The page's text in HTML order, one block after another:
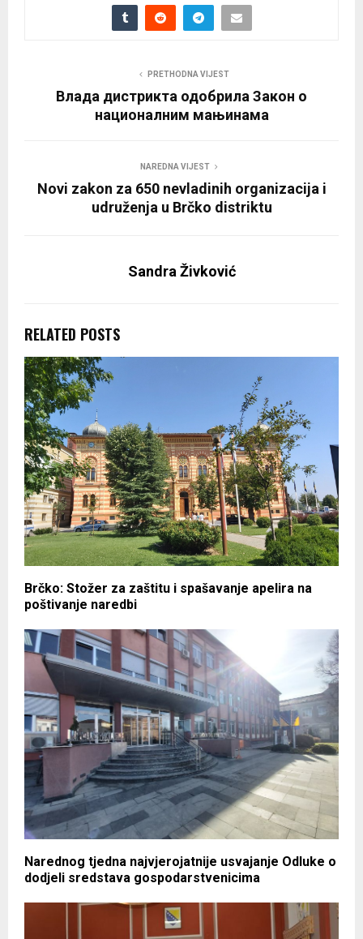
PRETHODNA VIJEST
Влада дистрикта одобрила Закон о
националним мањинама
NAREDNA VIJEST
Novi zakon za 650 nevladinih organizacija i
udruženja u Brčko distriktu
Sandra Živković
RELATED POSTS
Brčko: Stožer za zaštitu i spašavanje apelira na
poštivanje naredbi
Narednog tjedna najvjerojatnije usvajanje Odluke o
dodjeli sredstava gospodarstvenicima